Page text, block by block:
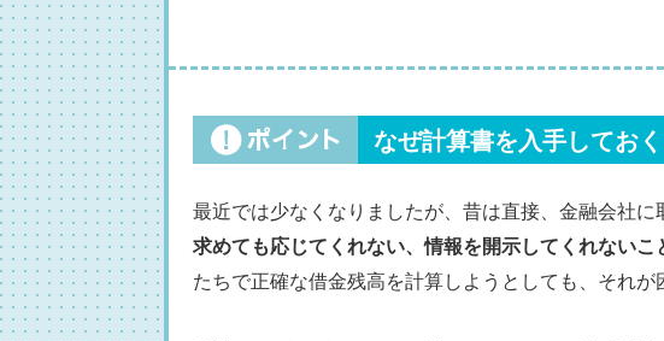
なぜ計算書を入手してお
最近では少なくなりましたが、昔は直接、金融会社に
求めても応じてくれない、情報を開示してくれないこ
たちで正確な借金残高を計算しようとしても、それが